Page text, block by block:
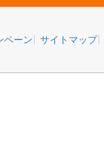
ペーン サイトマップ